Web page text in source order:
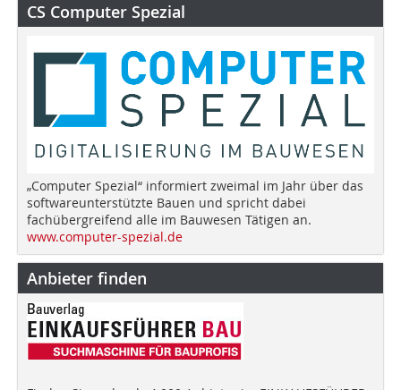
CS Computer Spezial
„Computer Spezial“ informiert zweimal im Jahr über das
softwareunterstützte Bauen und spricht dabei
fachübergreifend alle im Bauwesen Tätigen an.
www.computer-spezial.de
Anbieter finden